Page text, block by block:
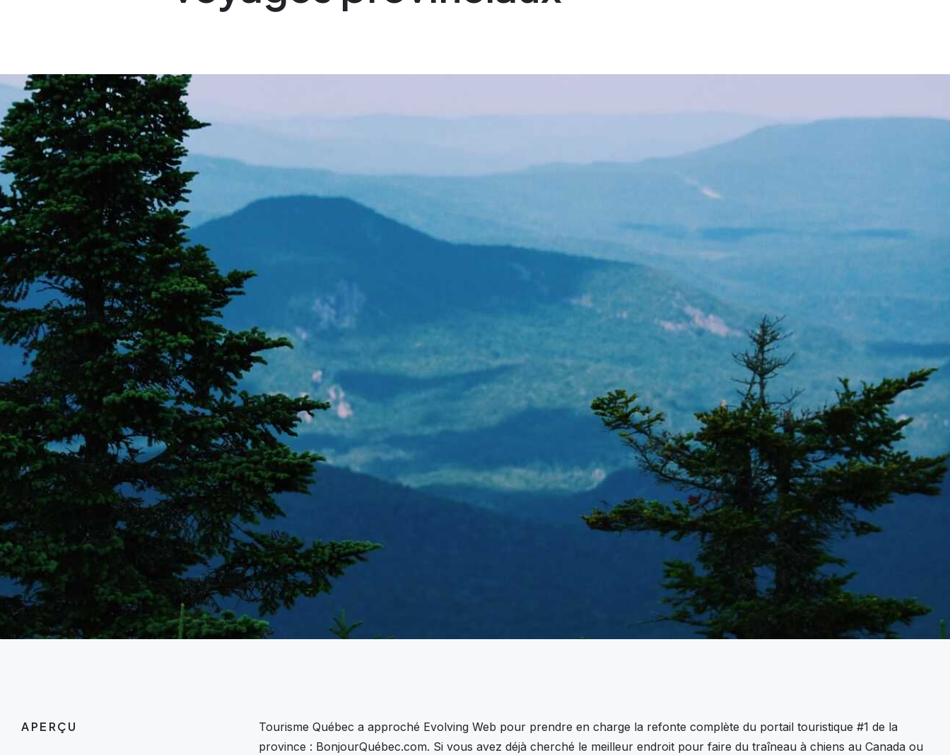
APERÇU
Tourisme Québec a approché Evolving Web pour prendre en charge la refonte complète du portail touristique #1 de la
province : BonjourQuébec.com. Si vous avez déjà cherché le meilleur endroit pour faire du traîneau à chiens au Canada ou